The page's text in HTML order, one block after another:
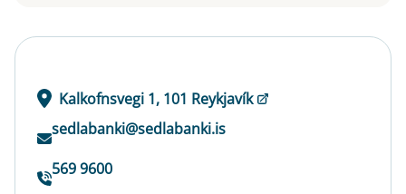
Kalkofnsvegi 1, 101 Reykjavík
sedlabanki@sedlabanki.is
569 9600